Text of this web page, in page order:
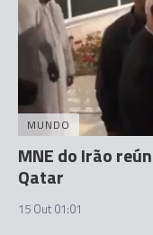
MUNDO
MNE do Irão
Qatar
15 Out 01:01